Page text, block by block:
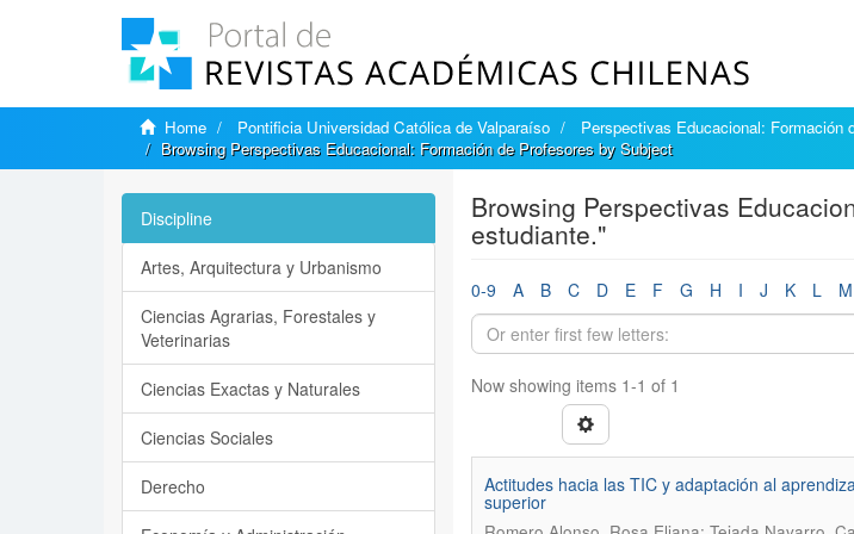
Home Pontificia Universidad Católica de Valparaíso
Perspectivas Educacional: Formación
Browsing Perspectivas Educacional: Formación de Profesores by Subject
Browsing Perspectivas
estudiante."
0-9 A B C D E F G H I J K L M
Now showing items 1-1 of 1
Actitudes hacia las TIC y adaptación al
superior
Discipline
Artes, Arquitectura y Urbanismo
Ciencias Agrarias, Forestales y
Veterinarias
Ciencias Exactas y Naturales
Ciencias Sociales
Derecho